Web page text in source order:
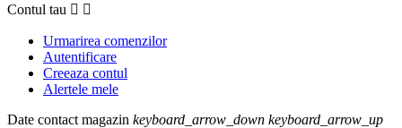
Contul tau  
Urmarirea comenzilor
Autentificare
Creeaza contul
Alertele mele
Date contact magazin keyboard_arrow_down keyboard_arrow_up